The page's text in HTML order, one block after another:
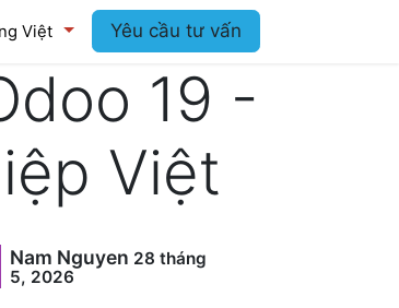
Việt Yêu cầu tư vấn
19 -
Việt
Nam Nguyen 28 tháng
5, 2026